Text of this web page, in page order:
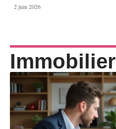
2 juin 2026
Immobilier